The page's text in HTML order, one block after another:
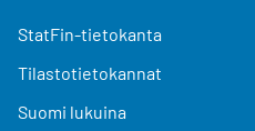
StatFin-tietokanta
Tilastotietokannat
Suomi lukuina